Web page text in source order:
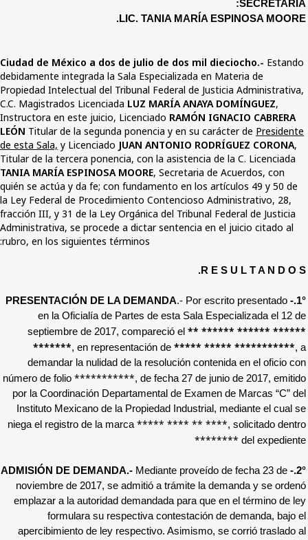
LIC. TANIA
Ciudad de México a dos de julio de dos
debidamente integrada la Sala Especializada
Propiedad Intelectual del Tribunal Federal de
C.C. Magistrados LicenciadaLUZ MARÍA
Instructora en este juicio, LicenciadoRAMÓN
LEÓNTitular de la segunda ponencia y en su
de esta Sala,y LicenciadoJUAN ANTONIO
Titular de la tercera ponencia, con la
TANIA MARÍA ESPINOSA MOORE, Secretaria
quién se actúa y da fe; con fundamento en
la Ley Federal de Procedimiento
fracción III, y 31 de la Ley Orgánica del
Administrativa, se procede a dictar sentencia
rubro, en los siguientes términos:
.- Por
en la Oficialía de Partes de esta Sala
septiembre de 2017, compareció el**
******* , en representación de*****
demandar la nulidadde la resolución
número de folio***********, de fecha 27
por la Coordinación Departamental de
Instituto Mexicano de la Propiedad
niega el registro de la marca***** **** **
Mediante
noviembre de 2017, se admitió a trámite
emplazar a la autoridad demandada para
formulara su respectiva
apercibimiento de ley respectivo.